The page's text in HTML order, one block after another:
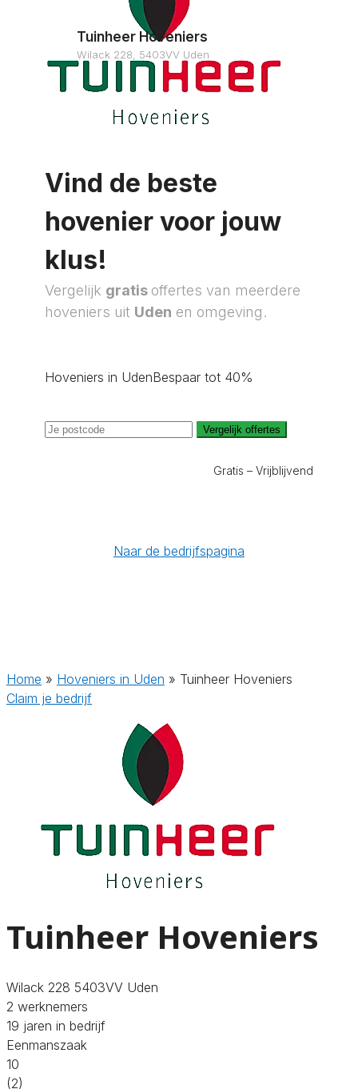
Tuinheer Hoveniers
Wilack 228, 5403VV Uden
Vind de beste
hovenier voor jouw
klus!
Vergelijk gratis offertes van meerdere
hoveniers uit Uden en omgeving.
Hoveniers in UdenBespaar tot 40%
Vergelijk offertes
Gratis – Vrijblijvend
Naar de bedrijfspagina
Home » Hoveniers in Uden » Tuinheer Hoveniers
Claim je bedrijf
Tuinheer Hoveniers
Wilack 228 5403VV Uden
2 werknemers
19 jaren in bedrijf
Eenmanszaak
10
(2)